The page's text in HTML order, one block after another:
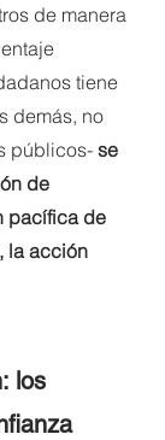
de manera
tiene
demás, no
públicos- se
de
pacífica de
la acción
los